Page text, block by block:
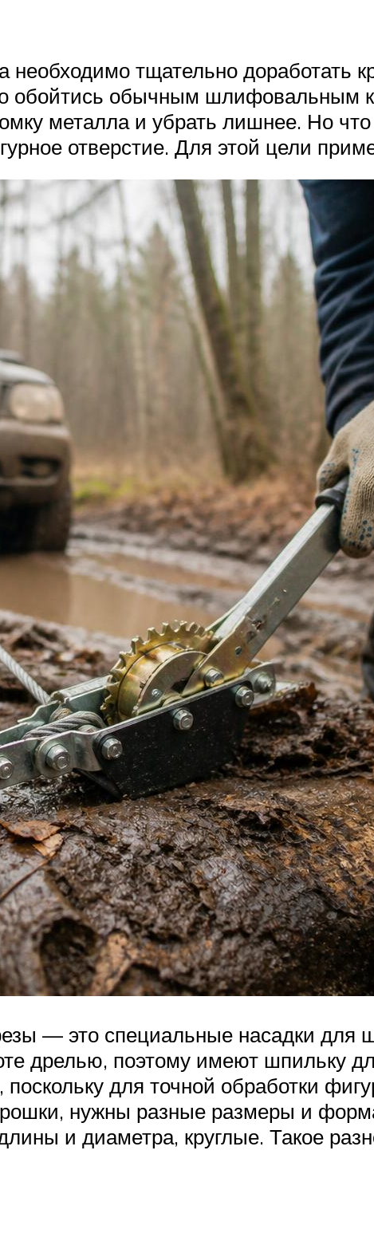
тщательно доработать
обойтись обычным шлифовальным
металла и убрать лишнее. Но что
отверстие. Для этой цели
— это специальные насадки для
дрелью, поэтому имеют шпильку
для точной обработки
нужны разные размеры и
и диаметра, круглые. Такое